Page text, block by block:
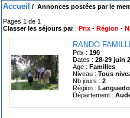
Accueil
/ Annonces postées par le
Pages 1 de 1
Classer les séjours par: Prix - Région -
RANDO
Prix : 190
Dates : 28-29 juin
Age : Familles
Niveau : Tous
Nb jours : 2
Région :
Département :